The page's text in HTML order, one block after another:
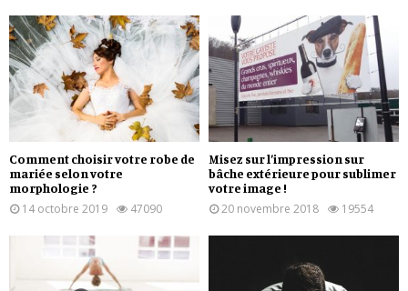
Comment choisir votre robe de
mariée selon votre
morphologie ?
14 octobre 2019
47090
Misez sur l’impression sur
bâche extérieure pour sublimer
votre image !
20 novembre 2018
19554